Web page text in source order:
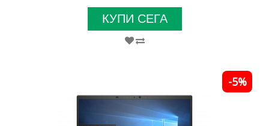
КУПИ СЕГА
-5%